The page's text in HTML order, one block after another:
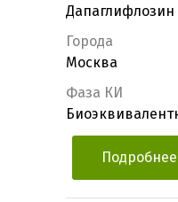
Города
Москва
Фаза КИ
Подробнее